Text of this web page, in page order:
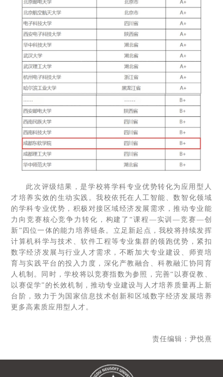
此次评级结果，是学校将学科专业优势转化为应用型人
才培养实效的生动实践。我校依托在人工智能、数智化领域
的学科专业优势，积极对接区域经济发展需求，推动专业能
力向竞赛核心竞争力转化，构建了“课程—实训—竞赛—创
新”四位一体的能力培养链条。立足新起点，我校将持续发挥
计算机科学与技术、软件工程等专业集群的领跑优势，紧扣
数字经济发展与行业人才需求，不断加大专业建设、师资培
育与实践平台的投入力度，深化产教融合、科教融汇协同育
人机制。同时，学校将以竞赛指数为参照，完善“以赛促教、
以赛促学”的长效机制，推动专业建设与人才培养质量再上新
台阶，致力于为国家信息技术创新和区域数字经济发展培养
更多高素质应用型人才。
责任编辑：尹悦熹